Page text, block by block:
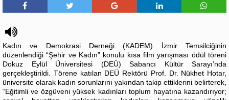
Kadın ve Demokrasi Derneği (KADEM) İzmir Temsilciğinin
düzenlendiği “Şehir ve Kadın” konulu kısa film yarışması ödül töreni
Dokuz Eylül Üniversitesi (DEÜ) Sabancı Kültür Sarayı’nda
gerçekleştirildi. Törene katılan DEÜ Rektörü Prof. Dr. Nükhet Hotar,
üniversite olarak kadın sorunlarını yakından takip ettiklerini belirterek,
“Eğitimli ve özgüveni yüksek kadınları toplum hayatına kazandırıyor;